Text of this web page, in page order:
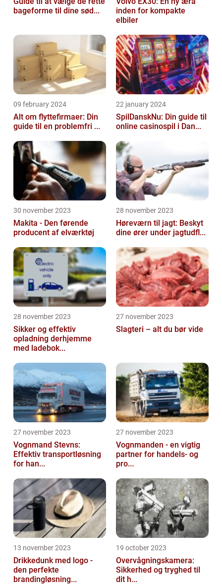
bageforme til dine sød...
inden for kompakte
elbiler
09 february 2024
Alt om flyttefirmaer: Din
guide til en problemfri ...
22 january 2024
SpilDanskNu: Din guide til
online casinospil i Dan...
30 november 2023
Makita - Den førende
producent af elværktøj
28 november 2023
Høreværn til jagt: Beskyt
dine ører under jagtudfl...
28 november 2023
Sikker og effektiv
opladning derhjemme
med ladebok...
27 november 2023
Slagteri – alt du bør vide
27 november 2023
Vognmand Stevns:
Effektiv transportløsning
for han...
27 november 2023
Vognmanden - en vigtig
partner for handels- og
pro...
13 november 2023
Drikkedunk med logo -
den perfekte
brandingløsning...
19 october 2023
Overvågningskamera:
Sikkerhed og tryghed til
dit h...